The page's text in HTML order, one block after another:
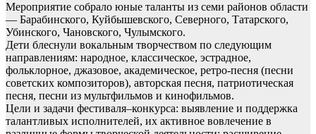
Мероприятие собрало юные таланты из семи районов области
— Барабинского, Куйбышевского, Северного, Татарского,
Убинского, Чановского, Чулымского.
Дети блеснули вокальным творчеством по следующим
направлениям: народное, классическое, эстрадное,
фольклорное, джазовое, академическое, ретро-песня (песни
советских композиторов), авторская песня, патриотическая
песня, песни из мультфильмов и кинофильмов.
Цели и задачи фестиваля–конкурса: выявление и поддержка
талантливых исполнителей, их активное вовлечение в